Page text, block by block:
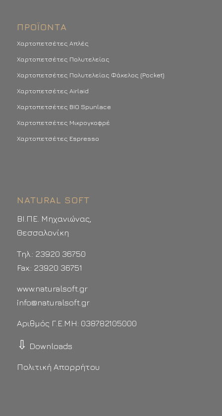
ΠΡΟΪΌΝΤΑ
Χαρτοπετσέτες Απλές
Χαρτοπετσέτες Πολυτελείας
Χαρτοπετσέτες Πολυτελείας Φάκελος (Pocket)
Χαρτοπετσέτες Airlaid
Χαρτοπετσέτες BIO Spunlace
Χαρτοπετσέτες Μικρογκοφρέ
Χαρτοπετσέτες Espresso
NATURAL SOFT
ΒΙ.ΠΕ. Μηχανιώνας,
Θεσσαλονίκη
Τηλ.: 23920 36750
Fax.: 23920 36751
www.naturalsoft.gr
info@naturalsoft.gr
Αριθμός Γ.Ε.ΜΗ: 038782105000
⇩ Downloads
Πολιτική Απορρήτου